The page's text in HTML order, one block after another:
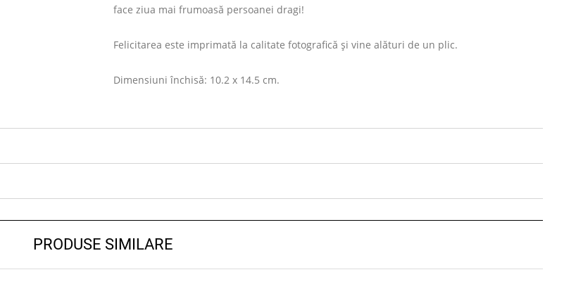
face ziua mai frumoasă persoanei dragi!
Felicitarea este imprimată la calitate fotografică și vine alături de un plic.
Dimensiuni închisă: 10.2 x 14.5 cm.
PRODUSE SIMILARE